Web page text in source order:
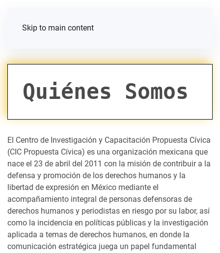
Skip to main content
Quiénes Somos
El Centro de Investigación y Capacitación Propuesta Cívica
(CIC Propuesta Cívica) es una organización mexicana que
nace el 23 de abril del 2011 con la misión de contribuir a la
defensa y promoción de los derechos humanos y la
libertad de expresión en México mediante el
acompañamiento integral de personas defensoras de
derechos humanos y periodistas en riesgo por su labor, así
como la incidencia en políticas públicas y la investigación
aplicada a temas de derechos humanos, en donde la
comunicación estratégica juega un papel fundamental